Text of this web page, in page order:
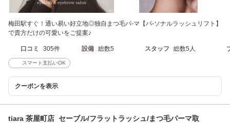
梅田駅すぐ！通い易い好立地◎独自まつ毛パ-マ【パ-ソナルラッシュリフト】
で貴方だけの可愛いをご提案♪
口コミ 305件 設備 総数5 スタッフ 総数5人
スマート支払いOK
クーポンを表示
tiara 茶屋町店 セーブル/フラットラッシュ/まつ毛パーマ取